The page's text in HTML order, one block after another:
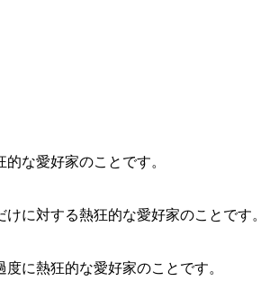
な愛好家のことです。
に対する熱狂的な愛好家のことです。
に熱狂的な愛好家のことです。